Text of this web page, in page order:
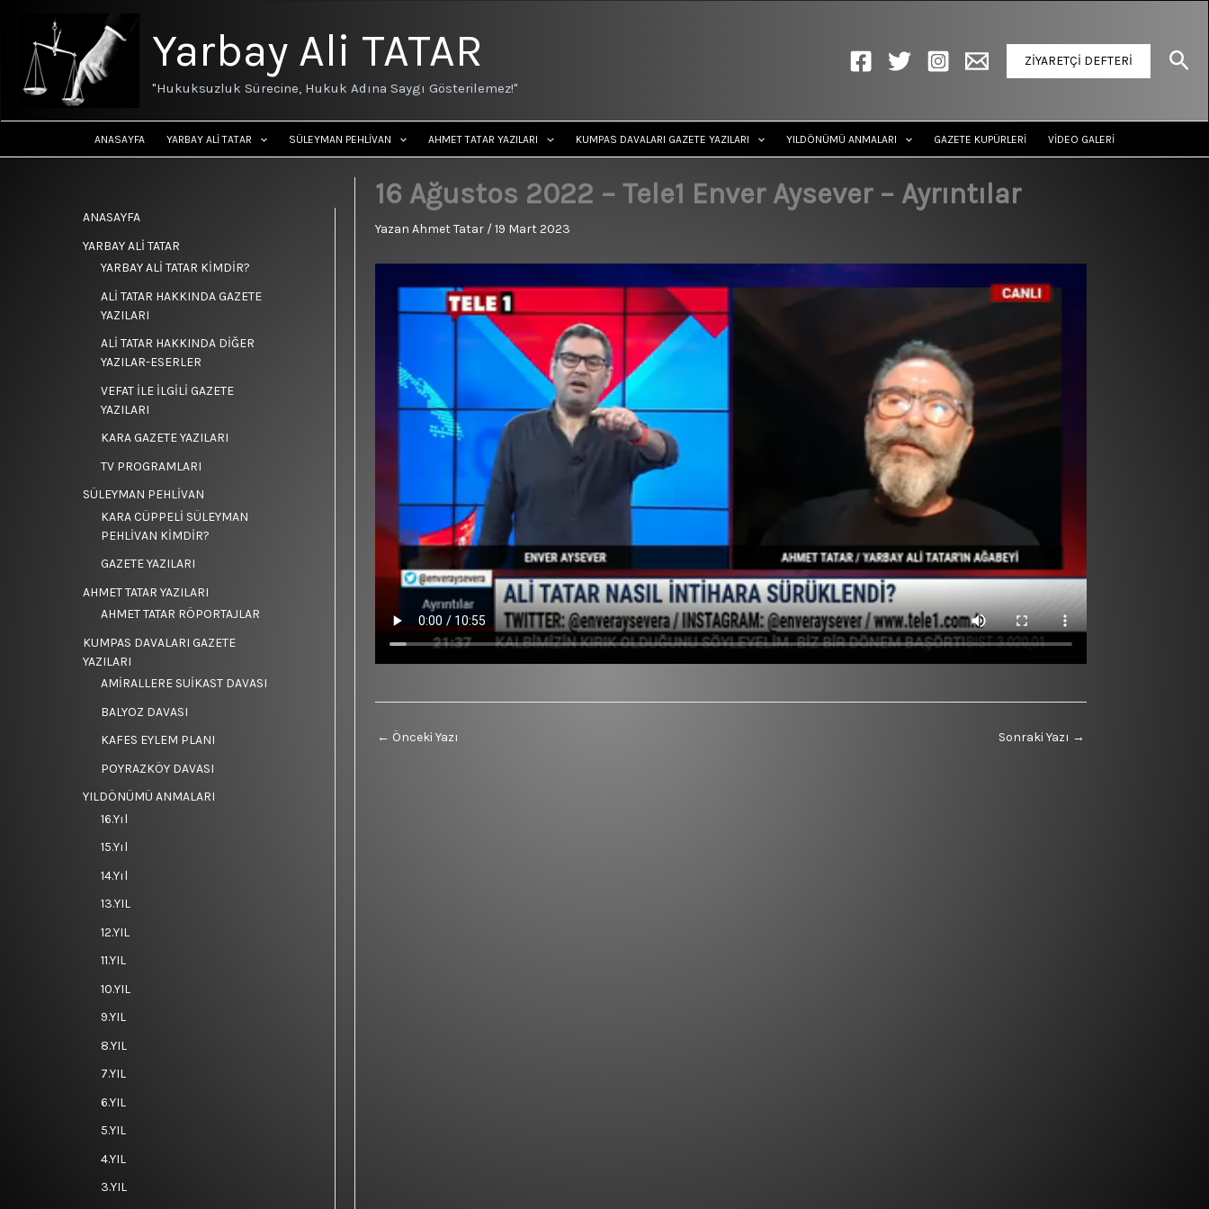
Yarbay Ali TATAR
"Hukuksuzluk Sürecine, Hukuk Adına Saygı Gösterilemez!"
ZİYARETÇİ DEFTERİ
ANASAYFA YARBAY ALİ TATAR SÜLEYMAN PEHLİVAN AHMET TATAR YAZILARI KUMPAS DAVALARI GAZETE YAZILARI YILDÖNÜMÜ ANMALARI GAZETE KUPÜRLERİ VİDEO GALERİ
ANASAYFA
YARBAY ALİ TATAR
YARBAY ALİ TATAR KİMDİR?
ALİ TATAR HAKKINDA GAZETE
YAZILARI
ALİ TATAR HAKKINDA DİĞER
YAZILAR-ESERLER
VEFAT İLE İLGİLİ GAZETE
YAZILARI
KARA GAZETE YAZILARI
TV PROGRAMLARI
SÜLEYMAN PEHLİVAN
KARA CÜPPELİ SÜLEYMAN
PEHLİVAN KİMDİR?
GAZETE YAZILARI
AHMET TATAR YAZILARI
AHMET TATAR RÖPORTAJLAR
KUMPAS DAVALARI GAZETE
YAZILARI
AMİRALLERE SUİKAST DAVASI
BALYOZ DAVASI
KAFES EYLEM PLANI
POYRAZKÖY DAVASI
YILDÖNÜMÜ ANMALARI
16.Yıl
15.Yıl
14.Yıl
13.YIL
12.YIL
11.YIL
10.YIL
9.YIL
8.YIL
7.YIL
6.YIL
5.YIL
4.YIL
3.YIL
16 Ağustos 2022 – Tele1 Enver Aysever – Ayrıntılar
Yazan Ahmet Tatar /19 Mart 2023
← Önceki Yazı Sonraki Yazı →